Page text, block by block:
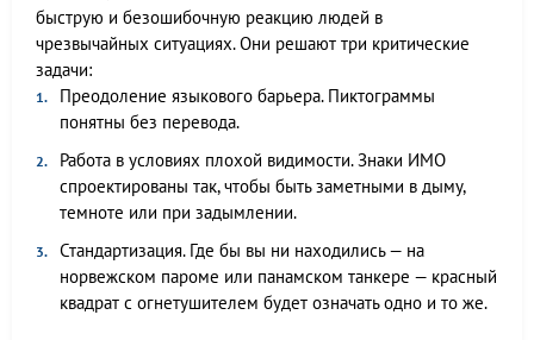
быструю и безошибочную реакцию людей в
чрезвычайных ситуациях. Они решают три критические
задачи:
Преодоление языкового барьера. Пиктограммы
понятны без перевода.
Работа в условиях плохой видимости. Знаки ИМО
спроектированы так, чтобы быть заметными в дыму,
темноте или при задымлении.
Стандартизация. Где бы вы ни находились — на
норвежском пароме или панамском танкере — красный
квадрат с огнетушителем будет означать одно и то же.